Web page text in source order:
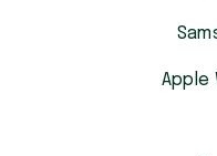
Apple